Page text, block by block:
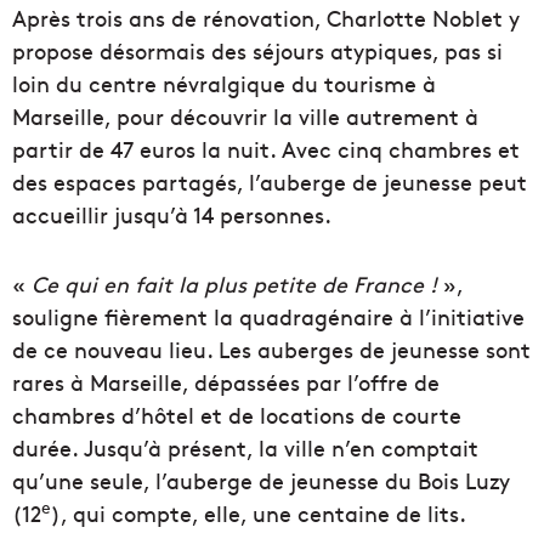
Après trois ans de rénovation, Charlotte Noblet y
propose désormais des séjours atypiques, pas si
loin du centre névralgique du tourisme à
Marseille, pour découvrir la ville autrement à
partir de 47 euros la nuit. Avec cinq chambres et
des espaces partagés, l’auberge de jeunesse peut
accueillir jusqu’à 14 personnes.
« Ce qui en fait la plus petite de France ! »,
souligne fièrement la quadragénaire à l’initiative
de ce nouveau lieu. Les auberges de jeunesse sont
rares à Marseille, dépassées par l’offre de
chambres d’hôtel et de locations de courte
durée. Jusqu’à présent, la ville n’en comptait
qu’une seule, l’auberge de jeunesse du Bois Luzy
(12e), qui compte, elle, une centaine de lits.